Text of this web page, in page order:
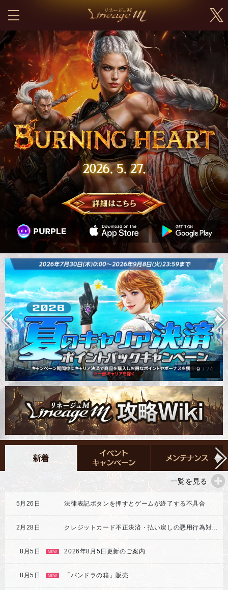
9 / 24
一覧を見る
5月26日 法律表記ボタンを押すとゲームが終了する不具合
2月28日
8月5日 NEW 2026年8月5日更新のご案内
8月5日 NEW 「パンドラの箱」販売